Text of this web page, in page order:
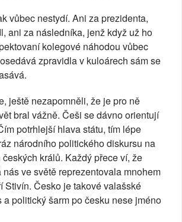
vůbec nestydí. Ani za prezidenta,
ani za následníka, jenž když už ho
kolegové náhodou vůbec
zpravidla v kuloárech sám se
ještě nezapomněli, že je pro ně
bral vážně. Češi se dávno orientují
potrhlejší hlava státu, tím lépe
národního politického diskursu na
králů. Každý přece ví, že
ve světě reprezentovala mnohem
Stivín. Česko je takové valašské
a politický šarm po česku nese jméno